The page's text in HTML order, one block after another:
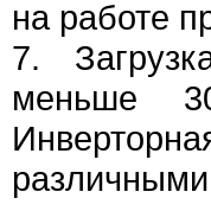
на работе
7.
меньше